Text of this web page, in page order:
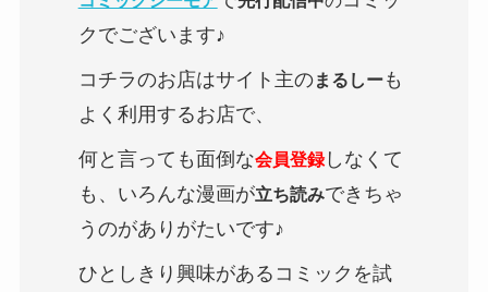
クでございます♪
コチラのお店はサイト主のまるしーも
よく利用するお店で、
何と言っても面倒な会員登録しなくて
も、いろんな漫画が立ち読みできちゃ
うのがありがたいです♪
ひとしきり興味があるコミックを試